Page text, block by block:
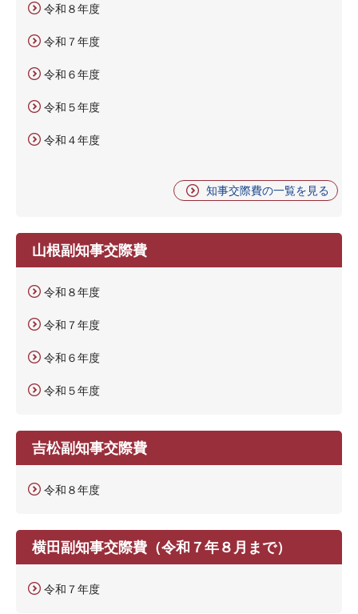
令和８年度
令和７年度
令和６年度
令和５年度
令和４年度
知事交際費の一覧を見る
山根副知事交際費
令和８年度
令和７年度
令和６年度
令和５年度
吉松副知事交際費
令和８年度
横田副知事交際費（令和７年８月まで）
令和７年度